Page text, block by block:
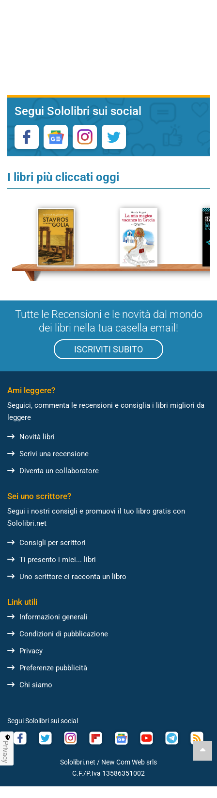
Segui Sololibri sui social
I libri più cliccati oggi
Tutte le Recensioni e le novità dal mondo
dei libri nella tua casella email!
ISCRIVITI SUBITO
Ami leggere?
Seguici, commenta le recensioni e consiglia i libri migliori da
leggere
Novità libri
Scrivi una recensione
Diventa un collaboratore
Sei uno scrittore?
Segui i nostri consigli e promuovi il tuo libro gratis con
Sololibri.net
Consigli per scrittori
Ti presento i miei... libri
Uno scrittore ci racconta un libro
Link utili
Informazioni generali
Condizioni di pubblicazione
Privacy
Preferenze pubblicità
Chi siamo
Segui Sololibri sui social
Sololibri.net / New Com Web srls
C.F./P.Iva 13586351002
Privacy